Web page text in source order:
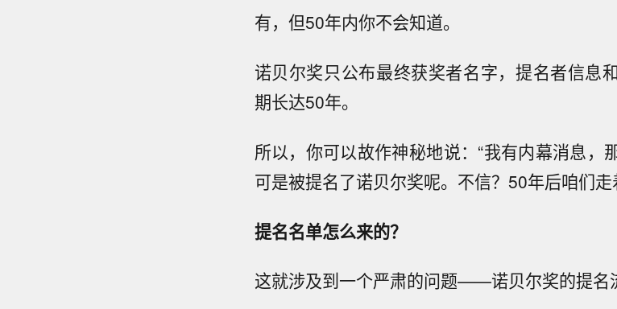
有，但50年内你不会知道。
诺贝尔奖只公布最终获奖者名字，提名者信息
期长达50年。
所以，你可以故作神秘地说：“我有内幕消息，
可是被提名了诺贝尔奖呢。不信？50年后咱们走
提名名单怎么来的？
这就涉及到一个严肃的问题——诺贝尔奖的提名